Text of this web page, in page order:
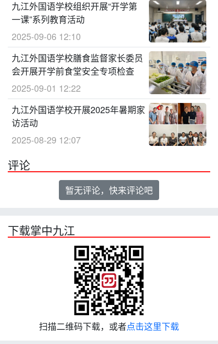
九江外国语学校组织开展“开学第
一课”系列教育活动
2025-09-06 12:10
九江外国语学校膳食监督家长委员
会开展开学前食堂安全专项检查
2025-09-01 12:22
九江外国语学校开展2025年暑期家
访活动
2025-08-29 12:07
评论
暂无评论，快来评论吧
下载掌中九江
扫描二维码下载，或者点击这里下载